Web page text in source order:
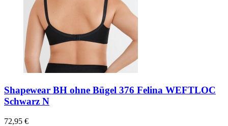
Shapewear BH ohne Bügel 376 Felina WEFTLOC
Schwarz N
72,95 €